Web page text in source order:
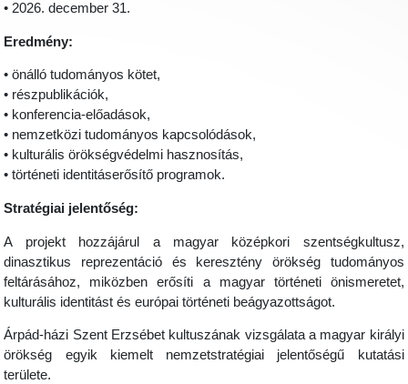
• 2026. december 31.
Eredmény:
• önálló tudományos kötet,
• részpublikációk,
• konferencia-előadások,
• nemzetközi tudományos kapcsolódások,
• kulturális örökségvédelmi hasznosítás,
• történeti identitáserősítő programok.
Stratégiai jelentőség:
A projekt hozzájárul a magyar középkori szentségkultusz,
dinasztikus reprezentáció és keresztény örökség tudományos
feltárásához, miközben erősíti a magyar történeti önismeretet,
kulturális identitást és európai történeti beágyazottságot.
Árpád-házi Szent Erzsébet kultuszának vizsgálata a magyar királyi
örökség egyik kiemelt nemzetstratégiai jelentőségű kutatási
területe.